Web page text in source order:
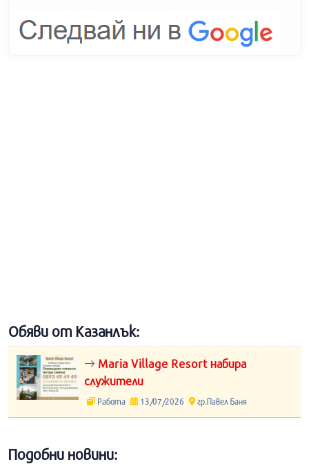
Обяви от Казанлък:
Maria Village Resort набира
служители
Работа 13/07/2026 гр.Павел Баня
Подобни новини: